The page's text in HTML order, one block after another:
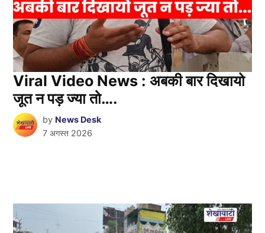
Viral Video News : अबकी बार दिखायो
जूत न पड़ ज्या तो….
by News Desk
7 अगस्त 2026